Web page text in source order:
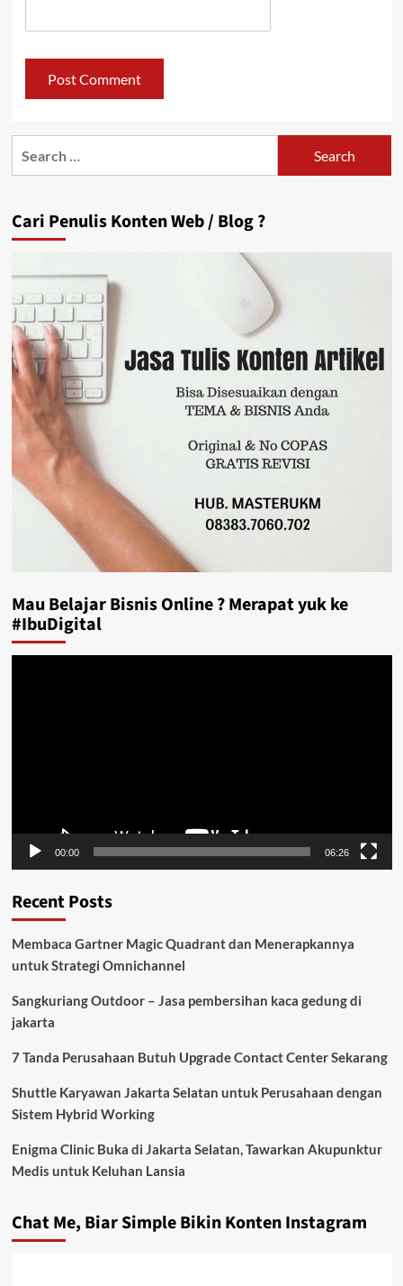
Cari Penulis Konten Web / Blog ?
Mau Belajar Bisnis Online ? Merapat yuk ke
#IbuDigital
00:00 06:26
Recent Posts
Membaca Gartner Magic Quadrant dan Menerapkannya
untuk Strategi Omnichannel
Sangkuriang Outdoor – Jasa pembersihan kaca gedung di
jakarta
7 Tanda Perusahaan Butuh Upgrade Contact Center Sekarang
Shuttle Karyawan Jakarta Selatan untuk Perusahaan dengan
Sistem Hybrid Working
Enigma Clinic Buka di Jakarta Selatan, Tawarkan Akupunktur
Medis untuk Keluhan Lansia
Chat Me, Biar Simple Bikin Konten Instagram